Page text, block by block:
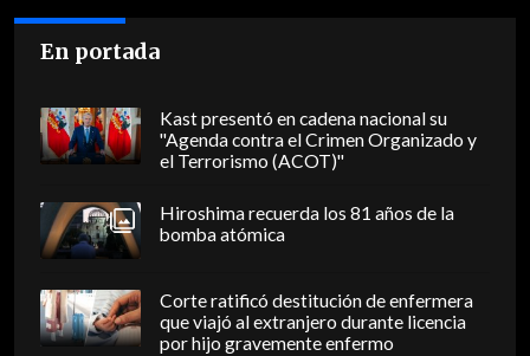
En portada
Kast presentó en cadena nacional su
"Agenda contra el Crimen Organizado y
el Terrorismo (ACOT)"
Hiroshima recuerda los 81 años de la
bomba atómica
Corte ratificó destitución de enfermera
que viajó al extranjero durante licencia
por hijo gravemente enfermo